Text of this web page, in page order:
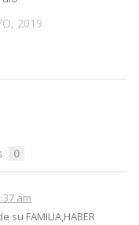
2019
0
am
su FAMILIA,HABER